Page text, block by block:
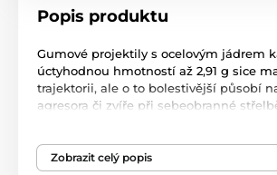
Popis produktu
Gumové projektily s ocelovým jádrem
úctyhodnou hmotností až 2,91 g sice
trajektorii, ale o to bolestivější působí
agresora či zvíře při sebeobranné
Produkt je zařazen v kategoriích
Zobrazit celý popis